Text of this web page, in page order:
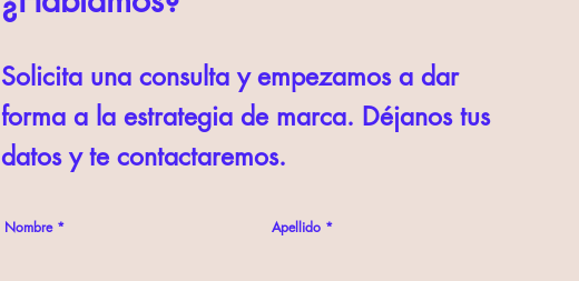
Solicita una consulta y empezamos a dar
forma a la estrategia de marca. Déjanos tus
datos y te contactaremos.
Nombre Apellido